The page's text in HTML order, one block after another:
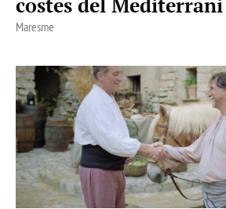
costes del Mediterrani
Maresme